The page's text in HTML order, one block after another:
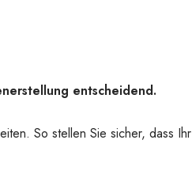
entscheidend.
So stellen Sie sicher, dass Ihr